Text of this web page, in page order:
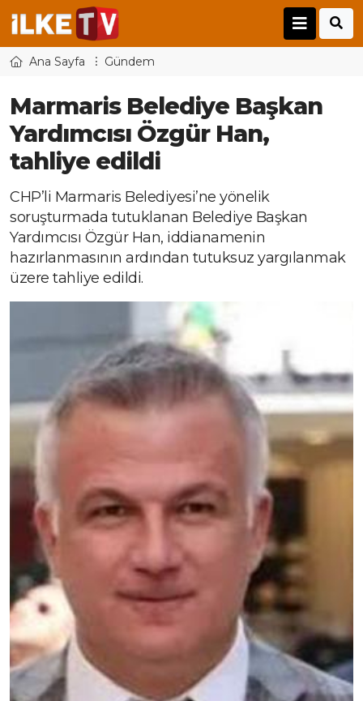
Ana Sayfa Gündem
Marmaris Belediye Başkan
Yardımcısı Özgür Han,
tahliye edildi
CHP’li Marmaris Belediyesi’ne yönelik
soruşturmada tutuklanan Belediye Başkan
Yardımcısı Özgür Han, iddianamenin
hazırlanmasının ardından tutuksuz yargılanmak
üzere tahliye edildi.